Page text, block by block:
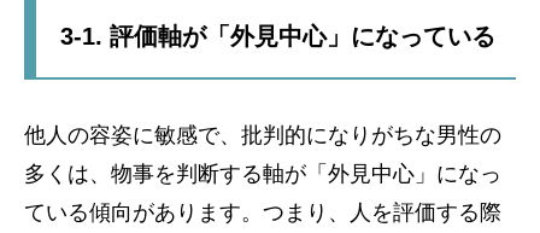
3-1. 評価軸が「外見中心」になっている
他人の容姿に敏感で、批判的になりがちな男性の
多くは、物事を判断する軸が「外見中心」になっ
ている傾向があります。つまり、人を評価する際